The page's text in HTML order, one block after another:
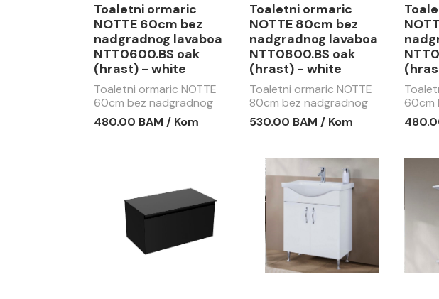
Toaletni ormaric
NOTTE 60cm bez
nadgradnog lavaboa
NTT0600.BS oak
(hrast) - white
Toaletni ormaric NOTTE
60cm bez nadgradnog
lavaboa NTT0600.BS oak
(hrast) - white
480.00 BAM / Kom
Toaletni ormaric
NOTTE 80cm bez
nadgradnog lavaboa
NTT0800.BS oak
(hrast) - white
Toaletni ormaric NOTTE
80cm bez nadgradnog
lavaboa NTT0800.BS oak
(hrast) - white
530.00 BAM / Kom
60cm